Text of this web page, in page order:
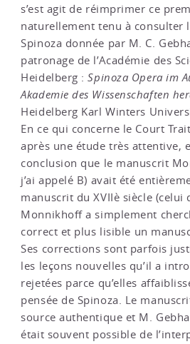
s’est agit de réimprimer ce
naturellement tenu à consulter
Spinoza donnée par M. C.
patronage de l’Académie des
Heidelberg :Spinoza Opera im
Akademie des Wissenschaften
Heidelberg Karl Winters
En ce qui concerne le Court
après une étude très attentive,
conclusion que le manuscrit
j’ai appelé B) avait été
manuscrit du XVIIè siècle (celui
Monnikhoff a simplement
correct et plus lisible un
Ses corrections sont parfois
les leçons nouvelles qu’il a
rejetées parce qu’elles
pensée de Spinoza. Le
source authentique et M.
était souvent possible de